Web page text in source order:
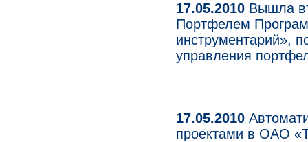
17.05.2010 Вышла
Портфелем
инструментарий»,
управления
17.05.2010
проектами в ОАО